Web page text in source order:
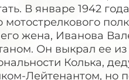
В январе 1942
мотострелкового
жена, Иванова
Он выкрал ее
Колька,
Лейтенантом, но